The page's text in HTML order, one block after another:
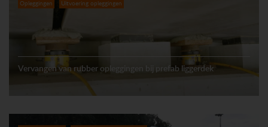
Opleggingen Uitvoering opleggingen
Vervangen van rubber opleggingen bij prefab liggerdek